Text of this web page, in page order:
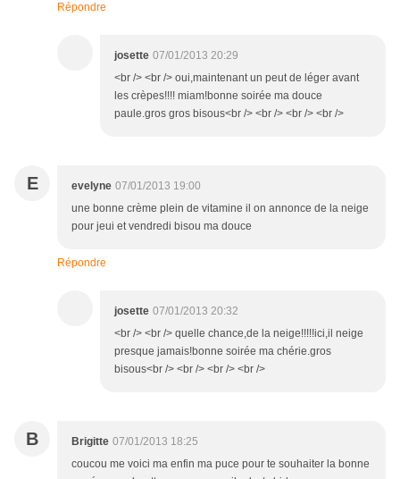
Répondre
josette 07/01/2013 20:29
<br /> <br /> oui,maintenant un peut de léger avant
les crèpes!!!! miam!bonne soirée ma douce
paule.gros gros bisous<br /> <br /> <br /> <br />
E evelyne 07/01/2013 19:00
une bonne crème plein de vitamine il on annonce de la neige
pour jeui et vendredi bisou ma douce
Répondre
josette 07/01/2013 20:32
<br /> <br /> quelle chance,de la neige!!!!!ici,il neige
presque jamais!bonne soirée ma chérie.gros
bisous<br /> <br /> <br /> <br />
B Brigitte 07/01/2013 18:25
coucou me voici ma enfin ma puce pour te souhaiter la bonne